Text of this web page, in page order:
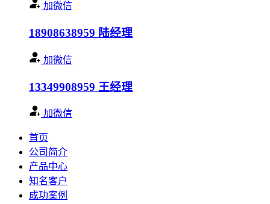
加微信
18908638959 陆经理
加微信
13349908959 王经理
加微信
首页
公司简介
产品中心
知名客户
成功案例